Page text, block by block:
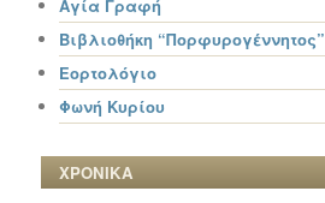
Αγία Γραφή
Βιβλιοθήκη “Πορφυρογέννητος”
Εορτολόγιο
Φωνή Κυρίου
ΧΡΟΝΙΚΑ